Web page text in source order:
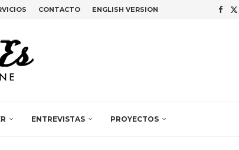
CONTACTO ENGLISH VERSION
ENTREVISTAS PROYECTOS